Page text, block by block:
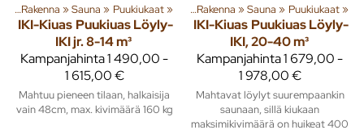
‪»Rakenna ‪»Sauna ‪» Puukiukaat‪»
IKI-Kiuas Puukiuas Löyly-
IKI jr. 8-14 m³
Kampanjahinta1 490,00 -
1 615,00 €
Mahtuu pieneen tilaan, halkaisija
vain 48cm, max. kivimäärä 160 kg
Tuoteryhmiä ja tuotteita ‪»Rakenna ‪»Sauna ‪» Puukiukaat‪»
IKI-Kiuas Puukiuas Löyly-
IKI, 20-40 m³
Kampanjahinta1 679,00 -
1 978,00 €
Mahtavat löylyt suurempaankin
saunaan, sillä kiukaan
maksimikivimäärä on huikeat 400